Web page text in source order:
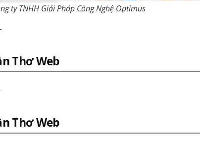
ty TNHH Giải Pháp Công Nghệ Optimus
Thơ Web
Thơ Web